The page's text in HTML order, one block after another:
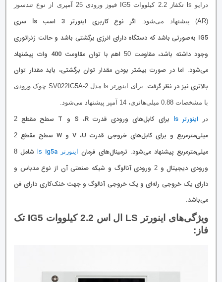
درایو ls تکفاز 2.2 کیلووات IG5 فیوز ورودی 25 آمپری از نوع تندسوز
(AR) پیشنهاد می‌شود.
اگر نوع کاربری اینورتر 3 اسب ls سری
IG5 به‌صورتی باشد که دستگاه دارای انرژی برگشتی باشد و حالت ژنراتوری
وجود داشته باشد، مقاومت 50
اهم با توان مقاومت 400 وات پیشنهاد
می‌شود. اما در صورت بیشتر بودن مقدار توان برگشتی، باید مقدار توان
بالاتری نیز در نظر گرفت.
برای اینورتر ls مدل SV022IG5A-2 چوک ورودی
با مشخصات 0.88 میلی‌هانری، 14 آمپر پیشنهاد می‌شود.
در اینورتر ls برای کابل‌های ورودی قدرت S ،R و T سطح مقطع 2
میلی‌مترمربع و برای کابل‌های خروجی قدرت V ،U و W سطح مقطع 2
میلی‌مترمربع پیشنهاد می‌شود. ترمینال‌های فرمان اینورتر ls ig5a شامل 8
ورودی دیجیتال و2 ورودی آنالوگ و شبکه صنعتی آن از نوع مدباس و
دارای یک خروجی رله‌ای و یک خروجی آنالوگ و جهت خنک‌کاری دارای فن
می‎‌باشد.
ویژگی‌های اینورتر LS ال اس 2.2 کیلووات IG5 تک
فاز: